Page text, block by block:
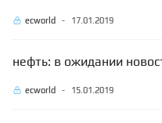
ecworld - 17.01.2019
нефть: в ожидании
ecworld - 15.01.2019